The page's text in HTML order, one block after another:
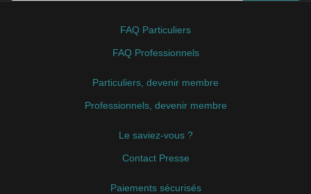
FAQ Particuliers
FAQ Professionnels
Particuliers, devenir membre
Professionnels, devenir membre
Le saviez-vous ?
Contact Presse
Paiements sécurisés